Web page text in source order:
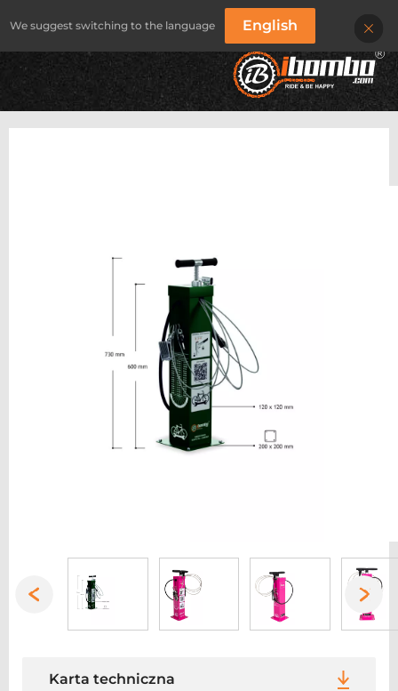
We suggest switching to the language English
IBOMBO PRODUKTY STACJE NAPRAWY ROWERÓW /
IBOMBO PRS-sV1
Karta techniczna